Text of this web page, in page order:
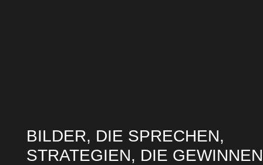
BILDER, DIE SPRECHEN,
STRATEGIEN, DIE GEWINNEN